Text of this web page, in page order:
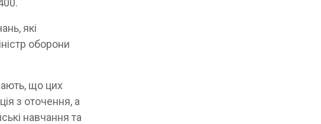
які
оборони
що цих
з оточення, а
навчання та